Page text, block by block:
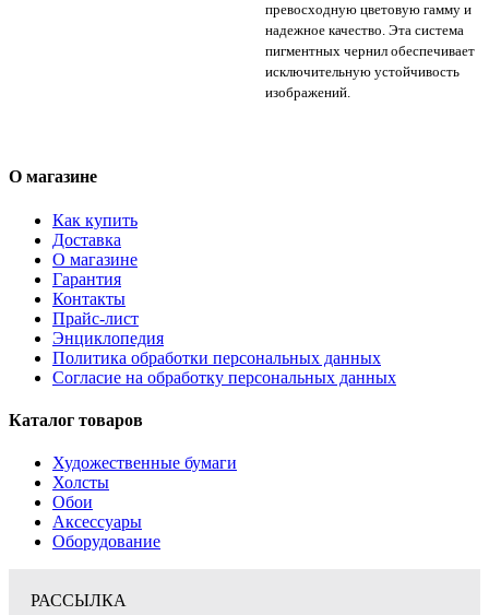
превосходную цветовую гамму и
надежное качество. Эта система
пигментных чернил обеспечивает
исключительную устойчивость
изображений.
О магазине
Как купить
Доставка
О магазине
Гарантия
Контакты
Прайс-лист
Энциклопедия
Политика обработки персональных данных
Согласие на обработку персональных данных
Каталог товаров
Художественные бумаги
Холсты
Обои
Аксессуары
Оборудование
РАССЫЛКА